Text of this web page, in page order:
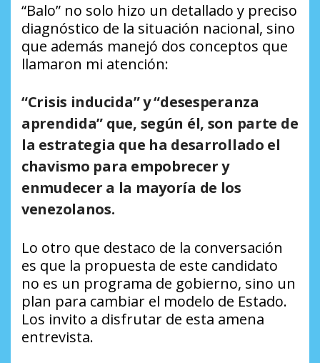
“Balo” no solo hizo un detallado y preciso
diagnóstico de la situación nacional, sino
que además manejó dos conceptos que
llamaron mi atención:
“Crisis inducida” y “desesperanza
aprendida” que, según él, son parte de
la estrategia que ha desarrollado el
chavismo para empobrecer y
enmudecer a la mayoría de los
venezolanos.
Lo otro que destaco de la conversación
es que la propuesta de este candidato
no es un programa de gobierno, sino un
plan para cambiar el modelo de Estado.
Los invito a disfrutar de esta amena
entrevista.